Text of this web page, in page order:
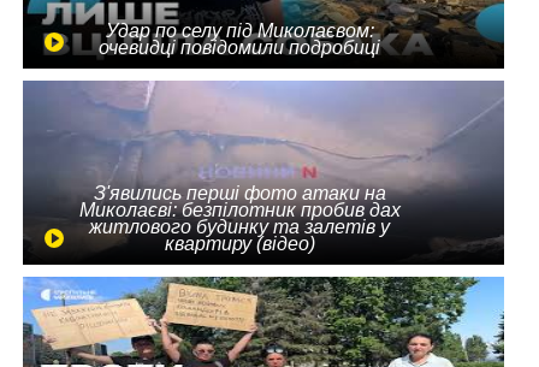
Удар по селу під Миколаєвом:
очевидці повідомили подробиці
З'явились перші фото атаки на
Миколаєві: безпілотник пробив дах
житлового будинку та залетів у
квартиру (відео)